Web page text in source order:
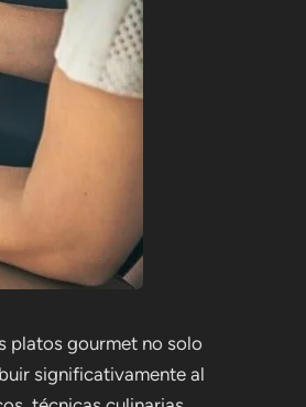
platos gourmet no solo
significativamente al